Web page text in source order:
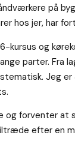
på
hos jer, har
kursus og
parter. Fra
Jeg er
og forventer at
efter en